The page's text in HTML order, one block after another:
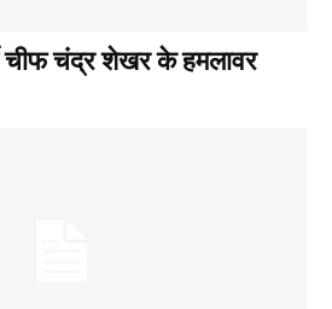
चीफ चंद्र शेखर के हमलावर